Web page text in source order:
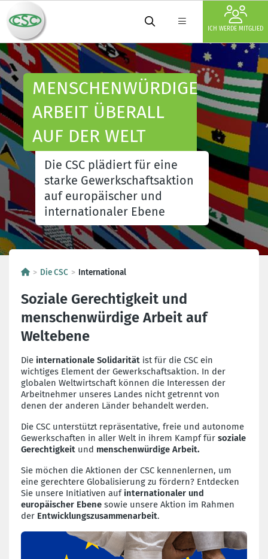
ICH WERDE MITGLIED
MENSCHENWÜRDIGE
ARBEIT ÜBERALL
AUF DER WELT
Die CSC plädiert für eine
starke Gewerkschaftsaktion
auf europäischer und
internationaler Ebene
Die CSC International
Soziale Gerechtigkeit und
menschenwürdige Arbeit auf
Weltebene
Die internationale Solidarität ist für die CSC ein
wichtiges Element der Gewerkschaftsaktion. In der
globalen Weltwirtschaft können die Interessen der
Arbeitnehmer unseres Landes nicht getrennt von
denen der anderen Länder behandelt werden.
Die CSC unterstützt repräsentative, freie und autonome
Gewerkschaften in aller Welt in ihrem Kampf für soziale
Gerechtigkeit und menschenwürdige Arbeit.
Sie möchen die Aktionen der CSC kennenlernen, um
eine gerechtere Globalisierung zu fördern? Entdecken
Sie unsere Initiativen aufinternationaler und
europäischer Ebene sowie unsere Aktion im Rahmen
der Entwicklungszusammenarbeit.